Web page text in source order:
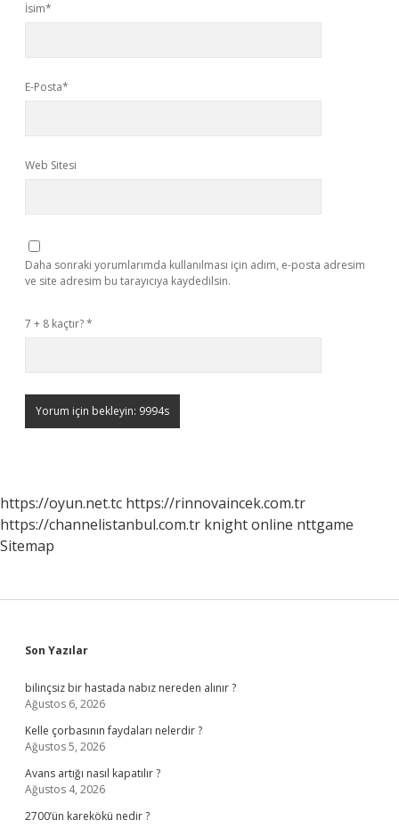
İsim*
E-Posta*
Web Sitesi
Daha sonraki yorumlarımda kullanılması için adım, e-posta adresim
ve site adresim bu tarayıcıya kaydedilsin.
7 + 8 kaçtır?*
https://oyun.net.tc https://rinnovaincek.com.tr
https://channelistanbul.com.tr knight online nttgame
Sitemap
Sidebar
Son Yazılar
bilinçsiz bir hastada nabız nereden alınır ?
Ağustos 6, 2026
Kelle çorbasının faydaları nelerdir ?
Ağustos 5, 2026
Avans artığı nasıl kapatılır ?
Ağustos 4, 2026
2700’ün karekökü nedir ?